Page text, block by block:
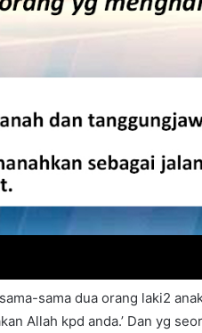
sama dua orang laki2
Allah kpd anda.’ Dan yg